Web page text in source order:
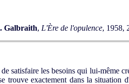
Galbraith, L'Ère de l'opulence, 1958,
satisfaire les besoins qui lui-même
trouve exactement dans la